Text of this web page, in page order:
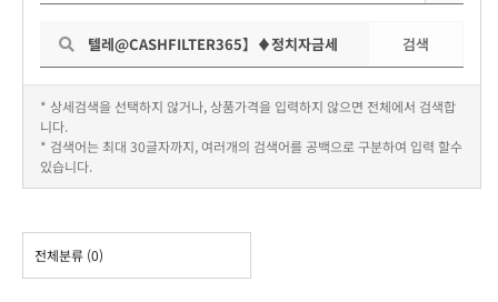
검색
* 상세검색을 선택하지 않거나, 상품가격을 입력하지 않으면 전체에서 검색합
니다.
* 검색어는 최대 30글자까지, 여러개의 검색어를 공백으로 구분하여 입력 할수
있습니다.
전체분류 (0)